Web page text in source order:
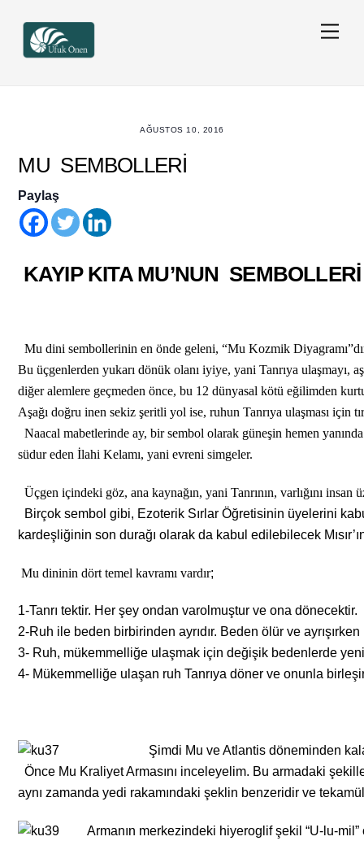
content
AĞUSTOS 10, 2016
MU SEMBOLLERİ
Paylaş
KAYIP KITA MU’NUN SEMBOLLERİ
Mu dini sembollerinin en önde geleni,“Mu Kozmik Diyagramı”
Bu üçgenlerden yukarı dönük olanı iyiye, yani Tanrıya ulaşmayı,
diğer alemlere geçmeden önce, bu 12 dünyasal kötü eğilimden
Aşağı doğru inen sekiz şeritli yol ise, ruhun Tanrıya ulaşması için
Naacal mabetlerinde ay, bir sembol olarak güneşin hemen
südur eden İlahi Kelamı, yani evreni simgeler.
Üçgen içindeki göz, ana kaynağın, yani Tanrının, varlığını
Birçok sembol gibi, Ezoterik Sırlar Öğretisinin üyelerini
kardeşliğinin son durağı olarak da kabul edilebilecek
Mu dininin dört temel kavramı vardır;
1-Tanrı tektir. Her şey ondan varolmuştur ve ona dönecektir.
2-Ruh ile beden birbirinden ayrıdır. Beden ölür ve
3- Ruh, mükemmelliğe ulaşmak için değişik bedenlerde
4- Mükemmelliğe ulaşan ruh Tanrıya döner ve onunla
Şimdi Mu ve Atlantis döneminden
Önce Mu Kraliyet Armasını inceleyelim. Bu armadaki
aynı zamanda yedi rakamındaki şeklin benzeridir ve
Armanın merkezindeki hiyeroglif şekil “U-lu-